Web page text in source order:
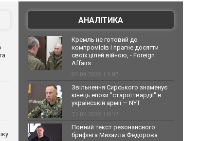
АНАЛІТИКА
Кремль не готовий до
компромісів і прагне досягти
своїх цілей війною, - Foreign
Affairs
03.08.2026 13:02
Звільнення Сирського знаменує
кінець епохи "старої гвардії" в
українській армії — NYT
23.07.2026 10:32
Повний текст резонансного
брифінга Михайла Федорова